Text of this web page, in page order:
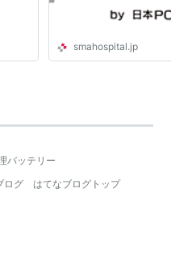
smahospital.jp
バッテリー
ログ
はてなブログトップ